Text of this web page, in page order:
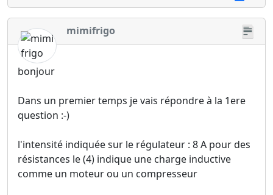
mimifrigo
bonjour
Dans un premier temps je vais répondre à la 1ere
question :-)
l'intensité indiquée sur le régulateur : 8 A pour des
résistances le (4) indique une charge inductive
comme un moteur ou un compresseur